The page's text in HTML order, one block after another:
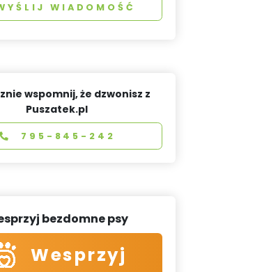
WIADOMOŚĆ
wspomnij, że dzwonisz z
Puszatek.pl
795-845-242
bezdomne psy
Wesprzyj